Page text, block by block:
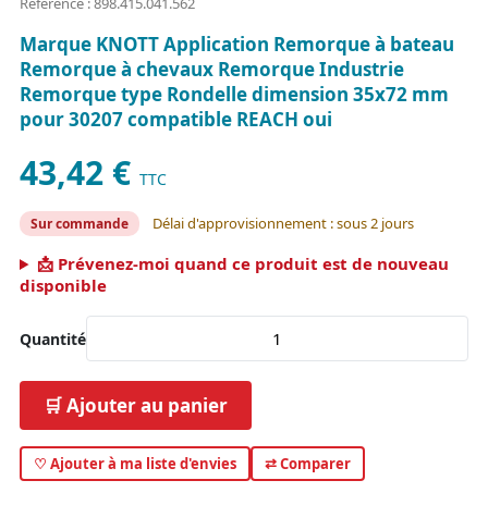
Marque KNOTT Application Remorque à bateau
Remorque à chevaux Remorque Industrie
Remorque type Rondelle dimension 35x72 mm
pour 30207 compatible REACH oui
43,42 € TTC
Sur commande Délai d'approvisionnement : sous 2 jours
📩 Prévenez-moi quand ce produit est de nouveau
disponible
Quantité
🛒 Ajouter au panier
♡ Ajouter à ma liste d'envies ⇄ Comparer